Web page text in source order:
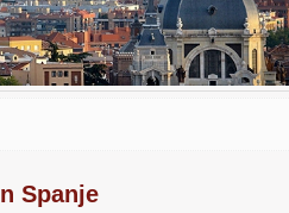
Spanje